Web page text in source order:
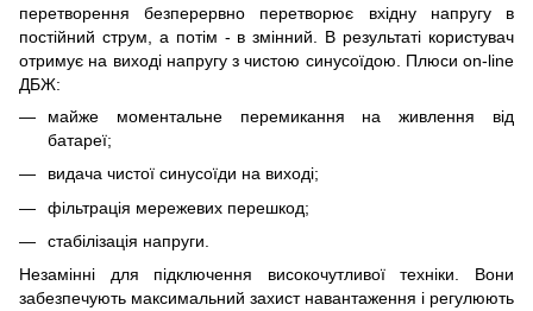
перетворення безперервно перетворює вхідну напругу в
постійний струм, а потім - в змінний. В результаті користувач
отримує на виході напругу з чистою синусоїдою. Плюси on-line
ДБЖ:
майже моментальне перемикання на живлення від
батареї;
видача чистої синусоїди на виході;
фільтрація мережевих перешкод;
стабілізація напруги.
Незамінні для підключення високочутливої техніки. Вони
забезпечують максимальний захист навантаження і регулюють